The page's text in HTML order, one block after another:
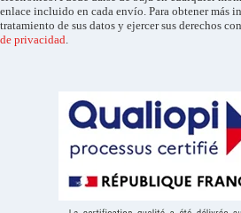
enlace incluido en cada envío. Para obtener más
tratamiento de sus datos y ejercer sus derechos
de privacidad.